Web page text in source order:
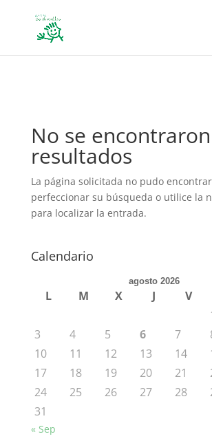
No se encontraron
resultados
La página solicitada no pudo
perfeccionar su búsqueda o utilice la
para localizar la entrada.
Calendario
agosto 2026
L M X J V
3
4 5 6 7
10
11 12 13 14
17
18 19 20 21
24
25 26 27 28
31
« Sep